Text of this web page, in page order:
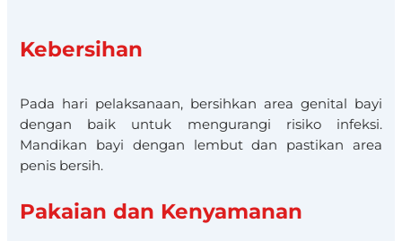
Kebersihan
Pada hari pelaksanaan, bersihkan area genital bayi
dengan baik untuk mengurangi risiko infeksi.
Mandikan bayi dengan lembut dan pastikan area
penis bersih.
Pakaian dan Kenyamanan